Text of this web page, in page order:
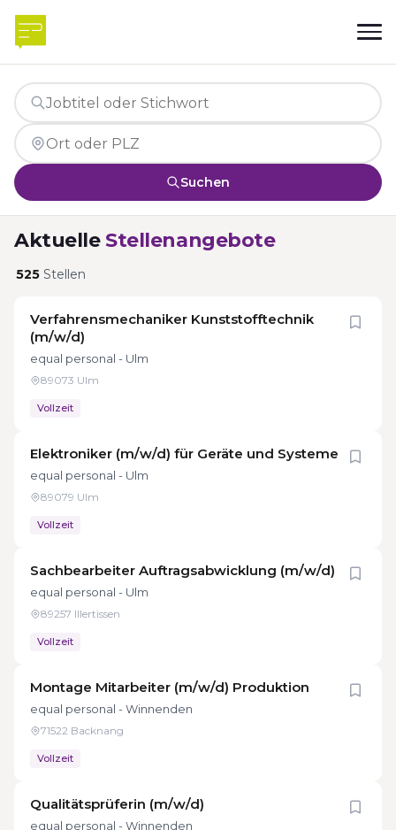
Suchen
Aktuelle Stellenangebote
525 Stellen
Verfahrensmechaniker Kunststofftechnik
(m/w/d)
equal personal - Ulm
89073 Ulm
Vollzeit
Elektroniker (m/w/d) für Geräte und Systeme
equal personal - Ulm
89079 Ulm
Vollzeit
Sachbearbeiter Auftragsabwicklung (m/w/d)
equal personal - Ulm
89257 Illertissen
Vollzeit
Montage Mitarbeiter (m/w/d) Produktion
equal personal - Winnenden
71522 Backnang
Vollzeit
Qualitätsprüferin (m/w/d)
equal personal - Winnenden